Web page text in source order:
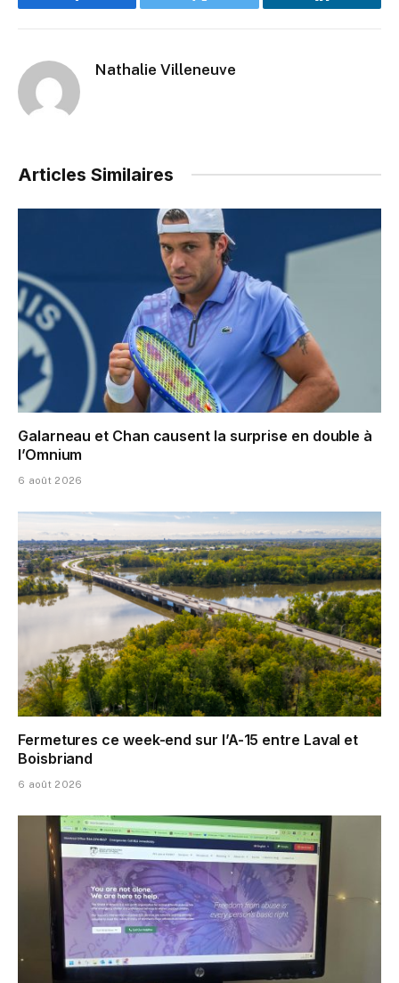
Facebook Twitter LinkedIn
Nathalie Villeneuve
Articles Similaires
Galarneau et Chan causent la surprise en double à
l’Omnium
6 août 2026
Fermetures ce week-end sur l’A-15 entre Laval et
Boisbriand
6 août 2026